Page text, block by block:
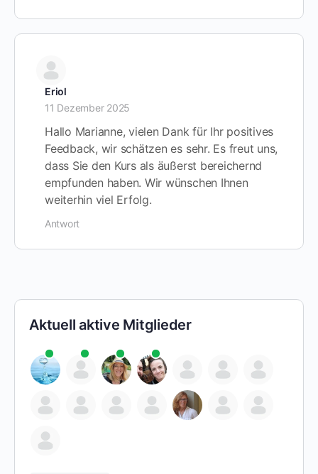
Eriol
11 Dezember 2025
Hallo Marianne, vielen Dank für Ihr positives
Feedback, wir schätzen es sehr. Es freut uns,
dass Sie den Kurs als äußerst bereichernd
empfunden haben. Wir wünschen Ihnen
weiterhin viel Erfolg.
Antwort
Aktuell aktive Mitglieder